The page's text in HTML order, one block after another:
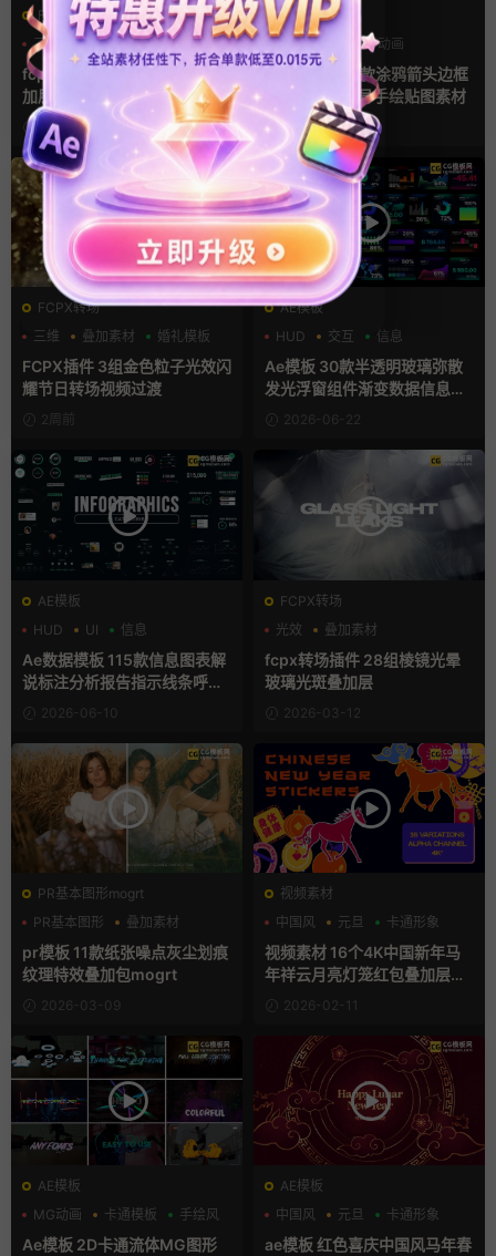
FCPX转场
三维
叠加素材 图形动画
fcpx转场插件 10个水墨烟雾叠
加层视频过渡
2周前
FCPX发生器
叠加素材
图形动画
手绘风
fcpx插件 135款涂鸦箭头边框
线条数字母符号手绘贴图素材
2周前
FCPX转场
三维
叠加素材 婚礼模板
FCPX插件 3组金色粒子光效闪
耀节日转场视频过渡
2周前
AE模板
HUD
交互 信息
Ae模板 30款半透明玻璃弥散
发光浮窗组件渐变数据信息图
2026-06-22
AE模板
HUD
UI 信息
Ae数据模板 115款信息图表解
说标注分析报告指示线条呼出
2026-06-10
FCPX转场
光效
叠加素材
支持Intel+M芯片
fcpx转场插件 28组棱镜光晕
玻璃光斑叠加层
2026-03-12
PR基本图形mogrt
PR基本图形
叠加素材
噪点
pr模板 11款纸张噪点灰尘划痕
纹理特效叠加包mogrt
2026-03-09
视频素材
中国风
元旦 卡通形象
视频素材 16个4K中国新年马
年祥云月亮灯笼红包叠加层M
2026-02-11
AE模板
MG动画
卡通模板 手绘风
Ae模板 2D卡通流体MG图形
AE模板
中国风
元旦 卡通形象
ae模板 红色喜庆中国风马年春